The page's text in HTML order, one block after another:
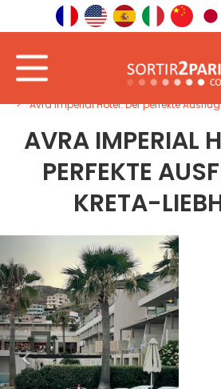
Avra Imperial Hotel: Der perfekte
AVRA IMPERIAL
PERFEKTE
KRETA-
<